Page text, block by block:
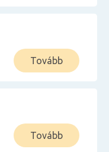
Tovább
Tovább